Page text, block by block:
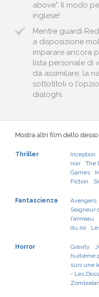
above". Il modo
inglese!
Mentre guardi
a disposizione
imparare ancora
lista personale di
da assimilare, la
sottotitoli o
dialoghi.
Mostra altri film dello stesso
Thriller Inception
noir
The
Games
Fiction
Fantascienza Avengers
Seigneur
l'anneau
du roi
Horror Gravity
huitième
suis une
- Les